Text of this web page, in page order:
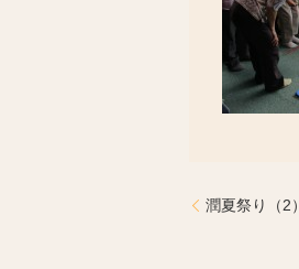
潤夏祭り（2）